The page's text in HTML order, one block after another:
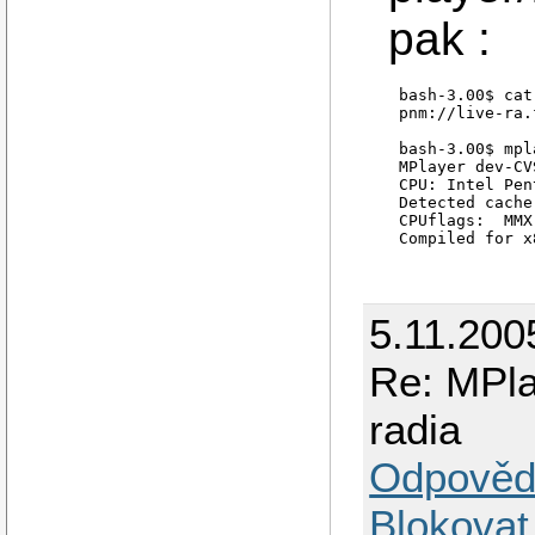
pak :
bash-3.00$
pnm://live-
bash-3.00$
MPlayer dev-
CPU: Intel
Detected
CPUflags:
Compiled for
Playing
Resolving
Connecting
Cache size
Cache fill:
Stream
Opening
Using SSE
AC3: 2.0
Re:
radia
Blokovat